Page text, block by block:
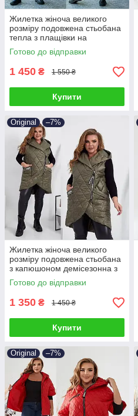
Жилетка жіноча великого
розміру подовжена стьобана
тепла з плащівки на
синтепоні 48-58
Готово до відправки
1 450 ₴ 1 550 ₴
Купити
Original –7%
Жилетка жіноча великого
розміру подовжена стьобана
з капюшоном демісезонна з
плащівки на синтепоні 48-58
Готово до відправки
1 350 ₴ 1 450 ₴
Купити
Original –7%